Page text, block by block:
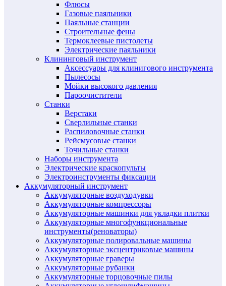
Флюсы
Газовые паяльники
Паяльные станции
Строительные фены
Термоклеевые пистолеты
Электрические паяльники
Клининговый инструмент
Аксессуары для клинигового инструмента
Пылесосы
Мойки высокого давления
Пароочистители
Станки
Верстаки
Сверлильные станки
Распиловочные станки
Рейсмусовые станки
Точильные станки
Наборы инструмента
Электрические краскопульты
Электроинструменты фиксации
Аккумуляторный инструмент
Аккумуляторные воздуходувки
Аккумуляторные компрессоры
Аккумуляторные машинки для укладки плитки
Аккумуляторные многофункциональные
инструменты(реноваторы)
Аккумуляторные полировальные машины
Аккумуляторные эксцентриковые машины
Аккумуляторные граверы
Аккумуляторные рубанки
Аккумуляторные торцовочные пилы